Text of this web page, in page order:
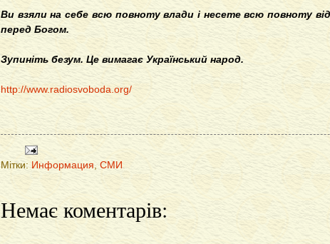
Ви взяли на себе всю повноту влади і несете всю повноту
перед Богом.
Зупиніть безум. Це вимагає Український народ.
http://www.radiosvoboda.org/
Мітки: Информация, СМИ
Немає коментарів: